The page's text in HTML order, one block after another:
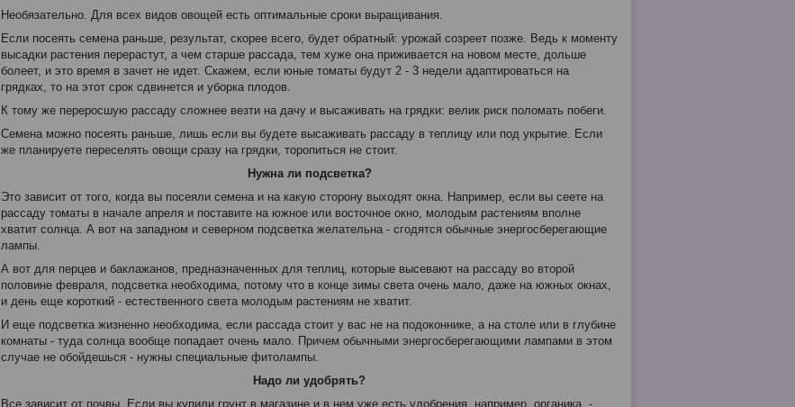
Необязательно. Для всех видов овощей есть оптимальные сроки выращивания.
Если посеять семена раньше, результат, скорее всего, будет обратный: урожай созреет позже. Ведь к моменту
высадки растения перерастут, а чем старше рассада, тем хуже она приживается на новом месте, дольше
болеет, и это время в зачет не идет. Скажем, если юные томаты будут 2 - 3 недели адаптироваться на
грядках, то на этот срок сдвинется и уборка плодов.
К тому же переросшую рассаду сложнее везти на дачу и высаживать на грядки: велик риск поломать побеги.
Семена можно посеять раньше, лишь если вы будете высаживать рассаду в теплицу или под укрытие. Если
же планируете переселять овощи сразу на грядки, торопиться не стоит.
Нужна ли подсветка?
Это зависит от того, когда вы посеяли семена и на какую сторону выходят окна. Например, если вы сеете на
рассаду томаты в начале апреля и поставите на южное или восточное окно, молодым растениям вполне
хватит солнца. А вот на западном и северном подсветка желательна - сгодятся обычные энергосберегающие
лампы.
А вот для перцев и баклажанов, предназначенных для теплиц, которые высевают на рассаду во второй
половине февраля, подсветка необходима, потому что в конце зимы света очень мало, даже на южных окнах,
и день еще короткий - естественного света молодым растениям не хватит.
И еще подсветка жизненно необходима, если рассада стоит у вас не на подоконнике, а на столе или в глубине
комнаты - туда солнца вообще попадает очень мало. Причем обычными энергосберегающими лампами в этом
случае не обойдешься - нужны специальные фитолампы.
Надо ли удобрять?
Все зависит от почвы. Если вы купили грунт в магазине и в нем уже есть удобрения, например, органика, -